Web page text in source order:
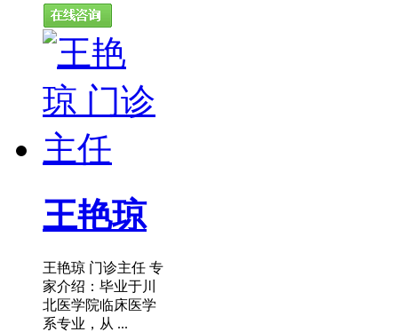
王艳琼
王艳琼 门诊主任 专
家介绍：毕业于川
北医学院临床医学
系专业，从 ...